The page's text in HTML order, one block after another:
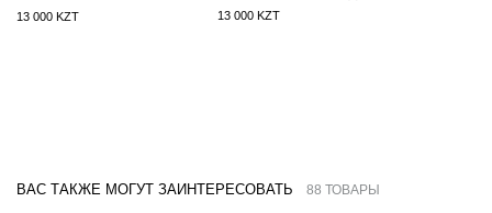
13 000 KZT 13 000 KZT
ВАС ТАКЖЕ МОГУТ ЗАИНТЕРЕСОВАТЬ 88 ТОВАРЫ